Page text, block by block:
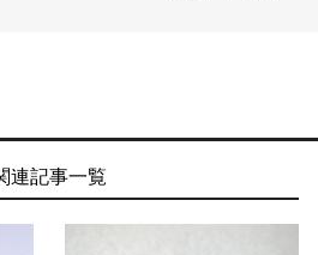
連記事一覧